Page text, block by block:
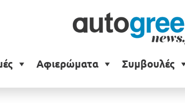
Αφιερώματα Συμβουλές